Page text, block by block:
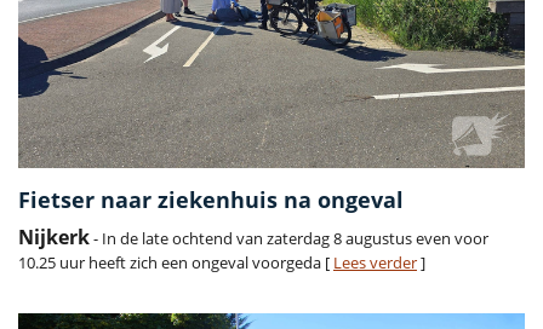
Fietser naar ziekenhuis na ongeval
Nijkerk- In de late ochtend van zaterdag 8 augustus even voor
10.25 uur heeft zich een ongeval voorgeda [ Lees verder]